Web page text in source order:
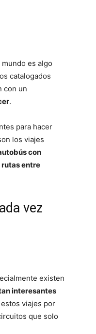
es algo
catalogados
con un
.
para hacer
los viajes
con
entre
vez
existen
interesantes
viajes por
que solo